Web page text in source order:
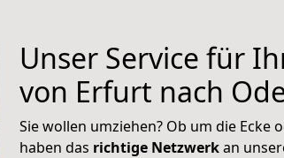
Unser Service für
von Erfurt nach
Sie wollen umziehen? Ob um die Ecke
haben das richtige Netzwerkan